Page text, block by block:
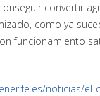
convertir
como ya
funcionamiento
noticias/